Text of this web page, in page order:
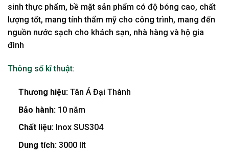
sinh thực phẩm, bề mặt sản phẩm có độ bóng cao, chất
lượng tốt, mang tính thẩm mỹ cho công trình, mang đến
nguồn nước sạch cho khách sạn, nhà hàng và hộ gia
đình
Thông số kĩ thuật:
Thương hiệu:Tân Á Đại Thành
Bảo hành:10 năm
Chất liệu:Inox SUS304
Dung tích:3000 lít